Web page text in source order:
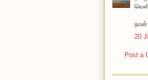
நான்
20
Post a